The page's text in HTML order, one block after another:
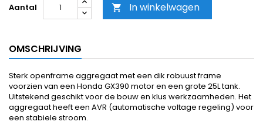
Aantal  In winkelwagen
OMSCHRIJVING
Sterk openframe aggregaat met een dik robuust frame
voorzien van een Honda GX390 motor en een grote 25L tank.
Uitstekend geschikt voor de bouw en klus werkzaamheden. Het
aggregaat heeft een AVR (automatische voltage regeling) voor
een stabiele stroom.